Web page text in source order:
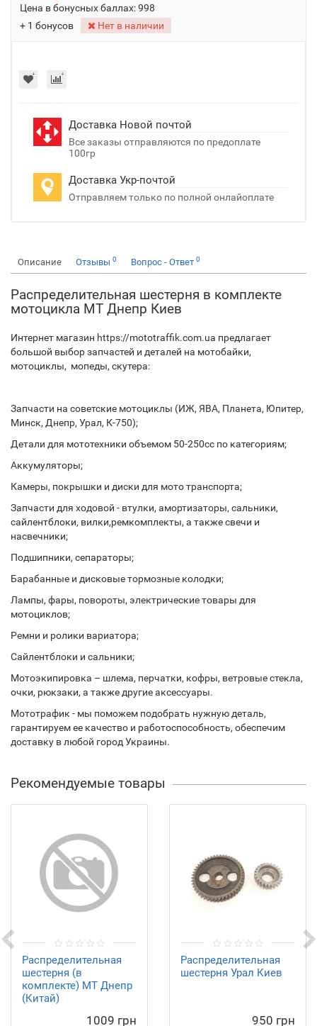
Цена в бонусных баллах:998
+ 1 бонусов
Нет в наличии
Доставка Новой почтой
Все заказы отправляются по предоплате
100гр
Доставка Укр-почтой
Отправляем только по полной онлайоплате
Описание Отзывы 0 Вопрос - Ответ 0
Распределительная шестерня в комплекте
мотоцикла МТ Днепр Киев
Интернет магазин https://mototraffik.com.ua предлагает
большой выбор запчастей и деталей на мотобайки,
мотоциклы, мопеды, скутера:
Запчасти на советские мотоциклы (ИЖ, ЯВА, Планета, Юпитер,
Минск, Днепр, Урал, К-750);
Детали для мототехники объемом 50-250сс по категориям;
Аккумуляторы;
Камеры, покрышки и диски для мото транспорта;
Запчасти для ходовой - втулки, амортизаторы, сальники,
сайлентблоки, вилки,ремкомплекты, а также свечи и
насвечники;
Подшипники, сепараторы;
Барабанные и дисковые тормозные колодки;
Лампы, фары, повороты, электрические товары для
мотоциклов;
Ремни и ролики вариатора;
Сайлентблоки и сальники;
Мотоэкипировка – шлема, перчатки, кофры, ветровые стекла,
очки, рюкзаки, а также другие аксессуары.
Мототрафик - мы поможем подобрать нужную деталь,
гарантируем ее качество и работоспособность, обеспечим
доставку в любой город Украины.
Рекомендуемые товары
Распределительная
шестерня (в
комплекте) МТ Днепр
(Китай)
1009 грн
Распределительная
шестерня Урал Киев
950 грн